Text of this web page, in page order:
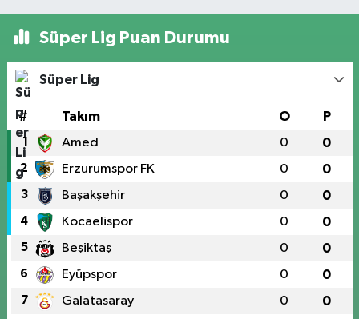
Süper Lig Puan Durumu
Süper Lig
# Takım O P
1 Amed 0 0
2 Erzurumspor FK 0 0
3 Başakşehir 0 0
4 Kocaelispor 0 0
5 Beşiktaş 0 0
6 Eyüpspor 0 0
7 Galatasaray 0 0